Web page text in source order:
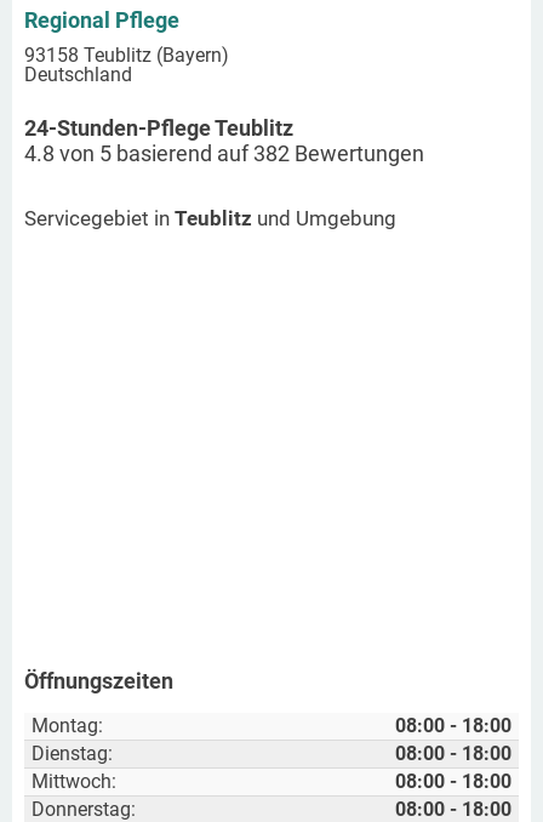
Regional Pflege
93158 Teublitz (Bayern)
Deutschland
24-Stunden-Pflege Teublitz
4.8 von 5 basierend auf382 Bewertungen
Servicegebiet in Teublitz und Umgebung
Öffnungszeiten
Montag:
08:00 - 18:00
Dienstag:
08:00 - 18:00
Mittwoch:
08:00 - 18:00
Donnerstag:
08:00 - 18:00